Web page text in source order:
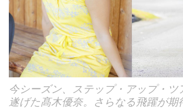
今シーズン、ステップ・アップ・ツ
遂げた髙木優奈。さらなる飛躍が期